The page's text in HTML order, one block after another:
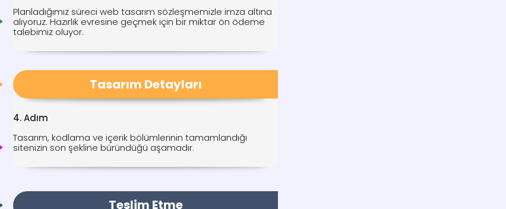
Planladığımız süreci web tasarım sözleşmemizle imza altına
alıyoruz. Hazırlık evresine geçmek için bir miktar ön ödeme
talebimiz oluyor.
Tasarım Detayları
4. Adım
Tasarım, kodlama ve içerik bölümlerinin tamamlandığı
sitenizin son şekline büründüğü aşamadır.
Teslim Etme